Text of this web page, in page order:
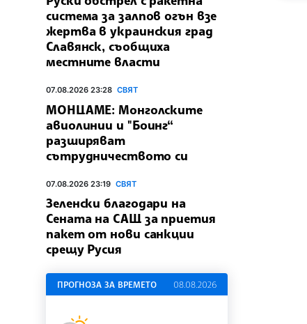
система за залпов огън взе
жертва в украинския град
Славянск, съобщиха
местните власти
07.08.2026 23:28 СВЯТ
МОНЦАМЕ: Монголските
авиолинии и "Боинг“
разширяват
сътрудничеството си
07.08.2026 23:19 СВЯТ
Зеленски благодари на
Сената на САЩ за приетия
пакет от нови санкции
срещу Русия
ПРОГНОЗА ЗА ВРЕМЕТО 08.08.2026